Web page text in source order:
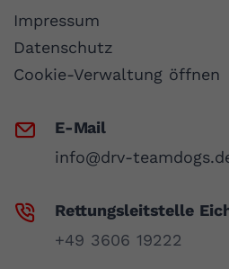
Impressum
Datenschutz
Cookie-Verwaltung öffnen
E-Mail
info@drv-
Rettungsleitstelle
+49 3606 19222